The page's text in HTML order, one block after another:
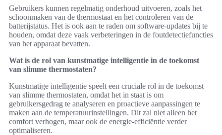
Gebruikers kunnen regelmatig onderhoud uitvoeren, zoals het
schoonmaken van de thermostaat en het controleren van de
batterijstatus. Het is ook aan te raden om software-updates bij te
houden, omdat deze vaak verbeteringen in de foutdetectiefuncties
van het apparaat bevatten.
Wat is de rol van kunstmatige intelligentie in de toekomst
van slimme thermostaten?
Kunstmatige intelligentie speelt een cruciale rol in de toekomst
van slimme thermostaten, omdat het in staat is om
gebruikersgedrag te analyseren en proactieve aanpassingen te
maken aan de temperatuurinstellingen. Dit zal niet alleen het
comfort verhogen, maar ook de energie-efficiëntie verder
optimaliseren.